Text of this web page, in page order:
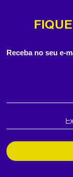
Receba no seu e-